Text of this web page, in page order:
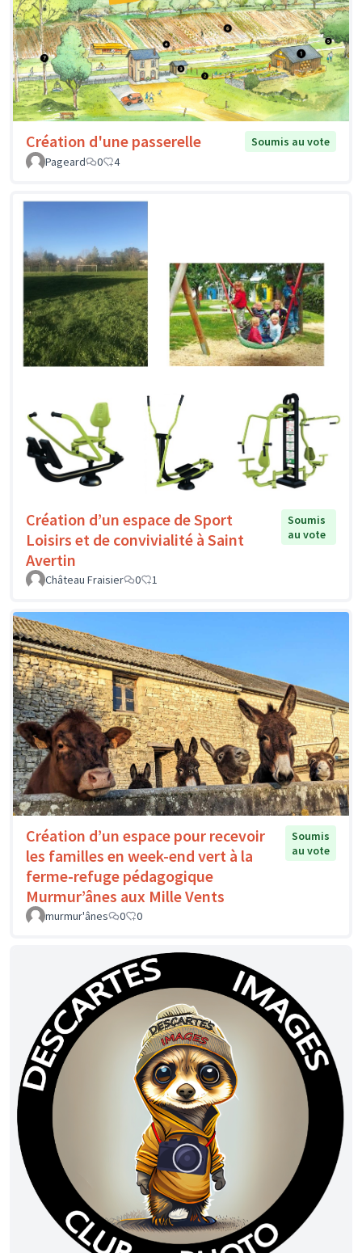
Création d'une passerelle
Soumis au vote
Pageard
0 4
Création d’un espace de Sport
Loisirs et de convivialité à Saint
Avertin
Soumis
au vote
Château Fraisier 0 1
Création d’un espace pour recevoir
les familles en week-end vert à la
ferme-refuge pédagogique
Murmur’ânes aux Mille Vents
Soumis
au vote
murmur'ânes 0 0